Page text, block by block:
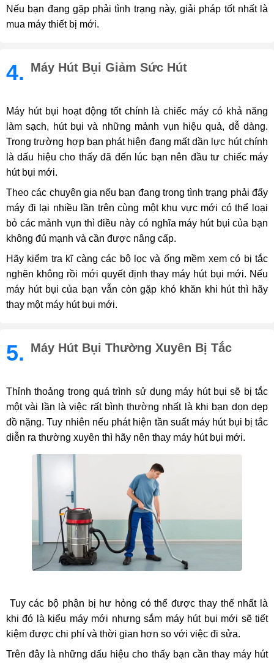
Nếu bạn đang gặp phải tình trạng này, giải pháp tốt nhất là
mua máy thiết bị mới.
4. Máy Hút Bụi Giảm Sức Hút
Máy hút bụi hoạt động tốt chính là chiếc máy có khả năng
làm sạch, hút bụi và những mảnh vụn hiệu quả, dễ dàng.
Trong trường hợp bạn phát hiện đang mất dần lực hút chính
là dấu hiệu cho thấy đã đến lúc bạn nên đầu tư chiếc máy
hút bụi mới.
Theo các chuyên gia nếu bạn đang trong tình trạng phải đẩy
máy đi lại nhiều lần trên cùng một khu vực mới có thể loại
bỏ các mảnh vụn thì điều này có nghĩa máy hút bụi của bạn
không đủ mạnh và cần được nâng cấp.
Hãy kiểm tra kĩ càng các bộ lọc và ống mềm xem có bị tắc
nghẽn không rồi mới quyết định thay máy hút bụi mới. Nếu
máy hút bụi của bạn vẫn còn gặp khó khăn khi hút thì hãy
thay một máy hút bụi mới.
5. Máy Hút Bụi Thường Xuyên Bị Tắc
Thỉnh thoảng trong quá trình sử dụng máy hút bụi sẽ bị tắc
một vài lần là việc rất bình thường nhất là khi bạn dọn dẹp
đồ nặng. Tuy nhiên nếu phát hiện tần suất máy hút bụi bị tắc
diễn ra thường xuyên thì hãy nên thay máy hút bụi mới.
Tuy các bộ phận bị hư hỏng có thể được thay thế nhất là
khi đó là kiểu máy mới nhưng sắm máy hút bụi mới sẽ tiết
kiệm được chi phí và thời gian hơn so với việc đi sửa.
Trên đây là những dấu hiệu cho thấy bạn cần thay máy hút